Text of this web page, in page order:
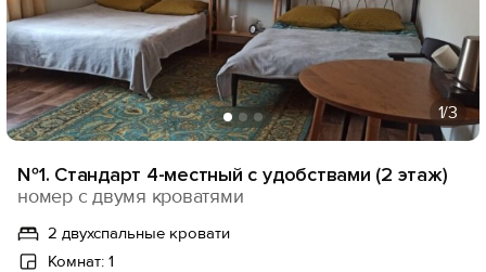
1/3
№1. Стандарт 4-местный с удобствами (2 этаж)
номер с двумя кроватями
2 двухспальные кровати
Комнат: 1